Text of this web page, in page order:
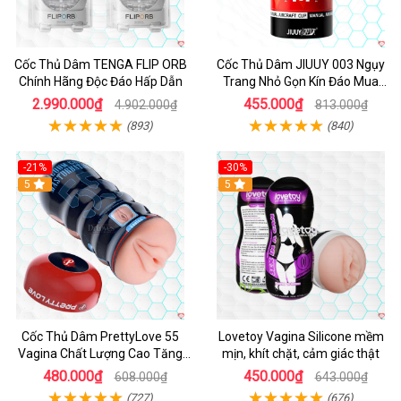
Cốc Thủ Dâm TENGA FLIP ORB
Chính Hãng Độc Đáo Hấp Dẫn
2.990.000₫ 4.902.000₫
(893)
Cốc Thủ Dâm JIUUY 003 Ngụy
Trang Nhỏ Gọn Kín Đáo Mua
Ngay
455.000₫ 813.000₫
(840)
-21%
Hot
5
Cốc Thủ Dâm PrettyLove 55
Vagina Chất Lượng Cao Tăng
Khoái Cảm
480.000₫ 608.000₫
(727)
-30%
Hot
5
Lovetoy Vagina Silicone mềm
mịn, khít chặt, cảm giác thật
450.000₫ 643.000₫
(676)